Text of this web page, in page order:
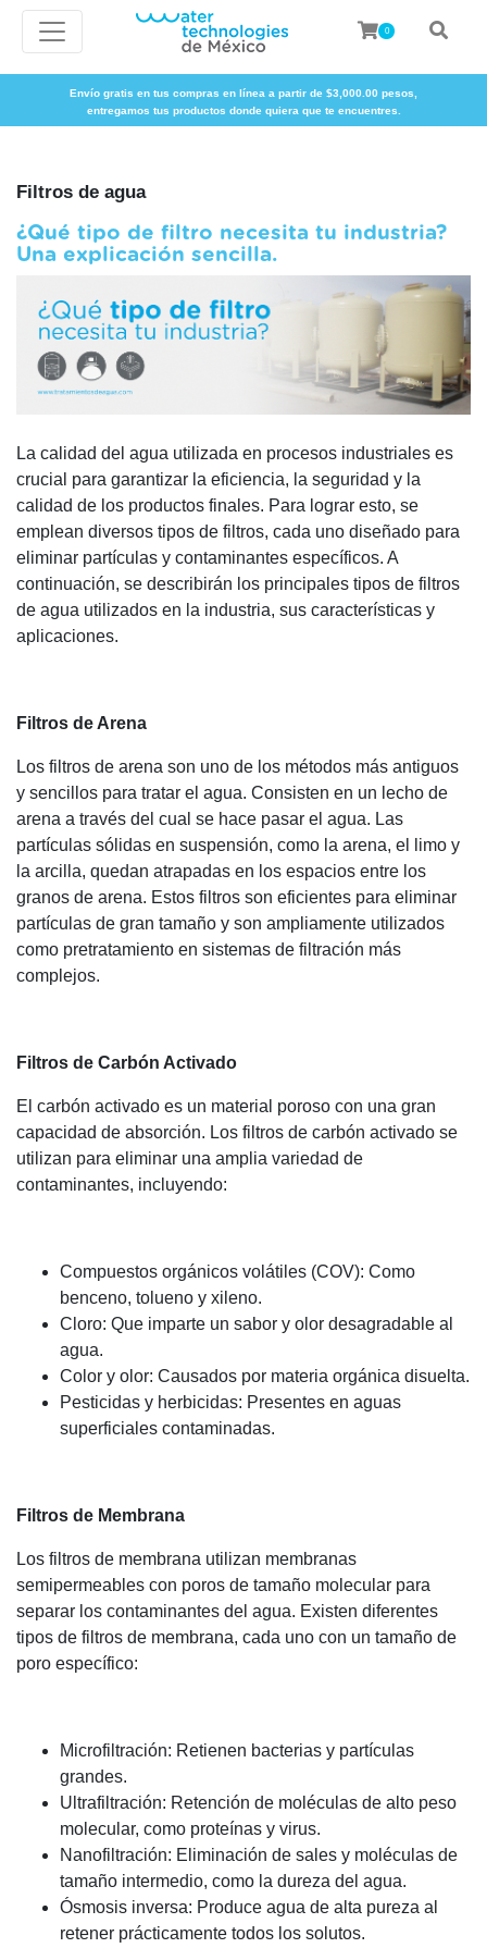
0
Envío gratis en tus compras en línea a partir de $3,000.00 pesos,
entregamos tus productos donde quiera que te encuentres.
Filtros de agua
¿Qué tipo de filtro necesita tu industria?
Una explicación sencilla.
La calidad del agua utilizada en procesos industriales es
crucial para garantizar la eficiencia, la seguridad y la
calidad de los productos finales. Para lograr esto, se
emplean diversos tipos de filtros, cada uno diseñado para
eliminar partículas y contaminantes específicos. A
continuación, se describirán los principales tipos de filtros
de agua utilizados en la industria, sus características y
aplicaciones.
Filtros de Arena
Los filtros de arena son uno de los métodos más antiguos
y sencillos para tratar el agua. Consisten en un lecho de
arena a través del cual se hace pasar el agua. Las
partículas sólidas en suspensión, como la arena, el limo y
la arcilla, quedan atrapadas en los espacios entre los
granos de arena. Estos filtros son eficientes para eliminar
partículas de gran tamaño y son ampliamente utilizados
como pretratamiento en sistemas de filtración más
complejos.
Filtros de Carbón Activado
El carbón activado es un material poroso con una gran
capacidad de absorción. Los filtros de carbón activado se
utilizan para eliminar una amplia variedad de
contaminantes, incluyendo:
Compuestos orgánicos volátiles (COV): Como
benceno, tolueno y xileno.
Cloro: Que imparte un sabor y olor desagradable al
agua.
Color y olor: Causados por materia orgánica disuelta.
Pesticidas y herbicidas: Presentes en aguas
superficiales contaminadas.
Filtros de Membrana
Los filtros de membrana utilizan membranas
semipermeables con poros de tamaño molecular para
separar los contaminantes del agua. Existen diferentes
tipos de filtros de membrana, cada uno con un tamaño de
poro específico:
Microfiltración: Retienen bacterias y partículas
grandes.
Ultrafiltración: Retención de moléculas de alto peso
molecular, como proteínas y virus.
Nanofiltración: Eliminación de sales y moléculas de
tamaño intermedio, como la dureza del agua.
Ósmosis inversa: Produce agua de alta pureza al
retener prácticamente todos los solutos.